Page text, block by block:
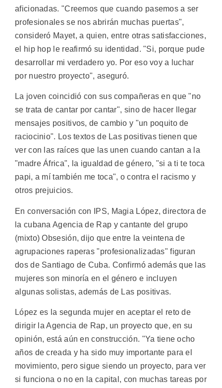
aficionadas. "Creemos que cuando pasemos a ser
profesionales se nos abrirán muchas puertas",
consideró Mayet, a quien, entre otras satisfacciones,
el hip hop le reafirmó su identidad. "Si, porque pude
desarrollar mi verdadero yo. Por eso voy a luchar
por nuestro proyecto", aseguró.
La joven coincidió con sus compañeras en que "no
se trata de cantar por cantar", sino de hacer llegar
mensajes positivos, de cambio y "un poquito de
raciocinio". Los textos de Las positivas tienen que
ver con las raíces que las unen cuando cantan a la
"madre África", la igualdad de género, "si a ti te toca
papi, a mí también me toca", o contra el racismo y
otros prejuicios.
En conversación con IPS, Magia López, directora de
la cubana Agencia de Rap y cantante del grupo
(mixto) Obsesión, dijo que entre la veintena de
agrupaciones raperas "profesionalizadas" figuran
dos de Santiago de Cuba. Confirmó además que las
mujeres son minoría en el género e incluyen
algunas solistas, además de Las positivas.
López es la segunda mujer en aceptar el reto de
dirigir la Agencia de Rap, un proyecto que, en su
opinión, está aún en construcción. "Ya tiene ocho
años de creada y ha sido muy importante para el
movimiento, pero sigue siendo un proyecto, para ver
si funciona o no en la capital, con muchas tareas por